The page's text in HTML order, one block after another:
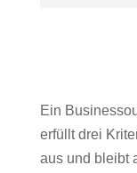
Ein
erfüllt drei
aus und bleibt